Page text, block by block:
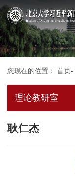
您现在的位置： 首页-
理论教研室
耿仁杰